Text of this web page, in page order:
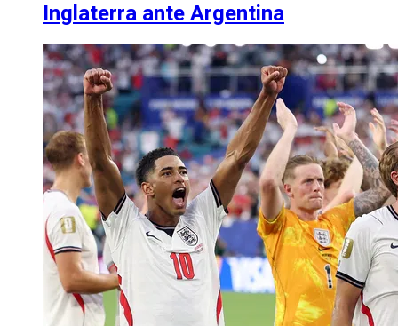
Inglaterra ante Argentina